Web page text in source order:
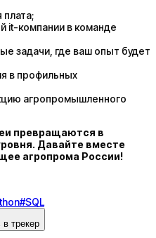
плата;
it-компании в команде
задачи, где ваш опыт будет
в профильных
агропромышленного
превращаются в
Давайте вместе
агропрома России!
#SQL
в трекер